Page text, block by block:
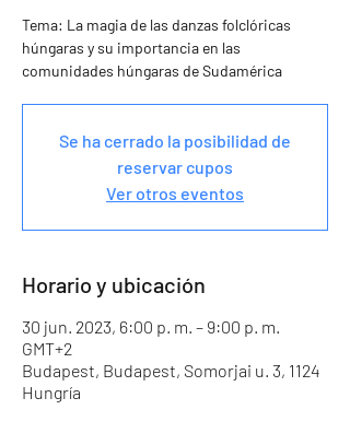
Tema: La magia de las danzas folclóricas
húngaras y su importancia en las
Se ha cerrado la posibilidad de
reservar cupos
Ver otros eventos
Horario y ubicación
30 jun. 2023, 6:00 p. m. – 9:00 p. m.
GMT+2
Budapest, Budapest, Somorjai u. 3, 1124
Hungría